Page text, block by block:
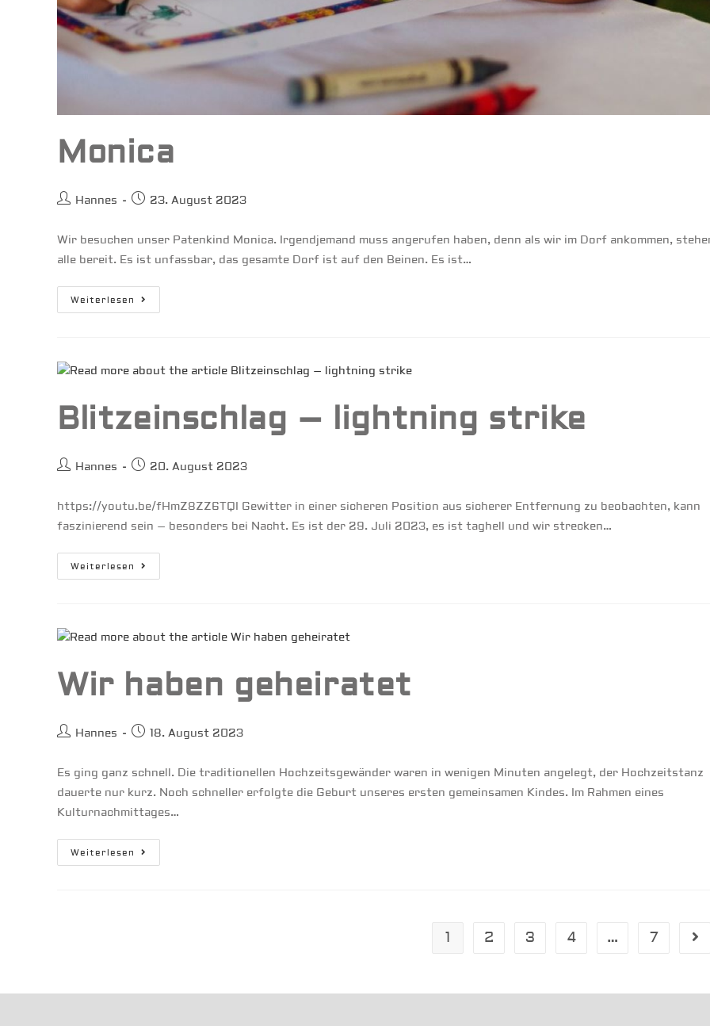
Monica
Beitrags-
Hannes
Beitrag23. August 2023
Wir besuchen unser Patenkind Monica. Irgendjemand muss angerufen haben, denn als wir im Dorf ankommen,
alle bereit. Es ist unfassbar, das gesamte Dorf ist auf den Beinen. Es ist…
Weiterlesen Monica
Blitzeinschlag – lightning strike
Beitrags-
Hannes
Beitrag20. August 2023
https://youtu.be/fHmZ8ZZ6TQI Gewitter in einer sicheren Position aus sicherer Entfernung zu beobachten, kann
faszinierend sein – besonders bei Nacht. Es ist der 29. Juli 2023, es ist taghell und wir strecken…
Weiterlesen Blitzeinschlag
–
Wir haben geheiratet
Beitrags-
Hannes
Beitrag
18. August 2023
Es ging ganz schnell. Die traditionellen Hochzeitsgewänder waren in wenigen Minuten angelegt, der Hochzeitstanz
dauerte nur kurz. Noch schneller erfolgte die Geburt unseres ersten gemeinsamen Kindes. Im Rahmen eines
Kulturnachmittages…
Weiterlesen Wir
Haben
1 2 3 4 … 7